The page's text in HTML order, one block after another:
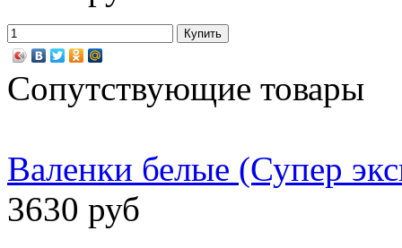
Сопутствующие товары
Валенки белые (Супер
3630 руб